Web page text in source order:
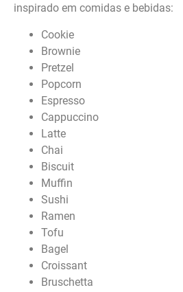
inspirado em comidas e bebidas:
Cookie
Brownie
Pretzel
Popcorn
Espresso
Cappuccino
Latte
Chai
Biscuit
Muffin
Sushi
Ramen
Tofu
Bagel
Croissant
Bruschetta